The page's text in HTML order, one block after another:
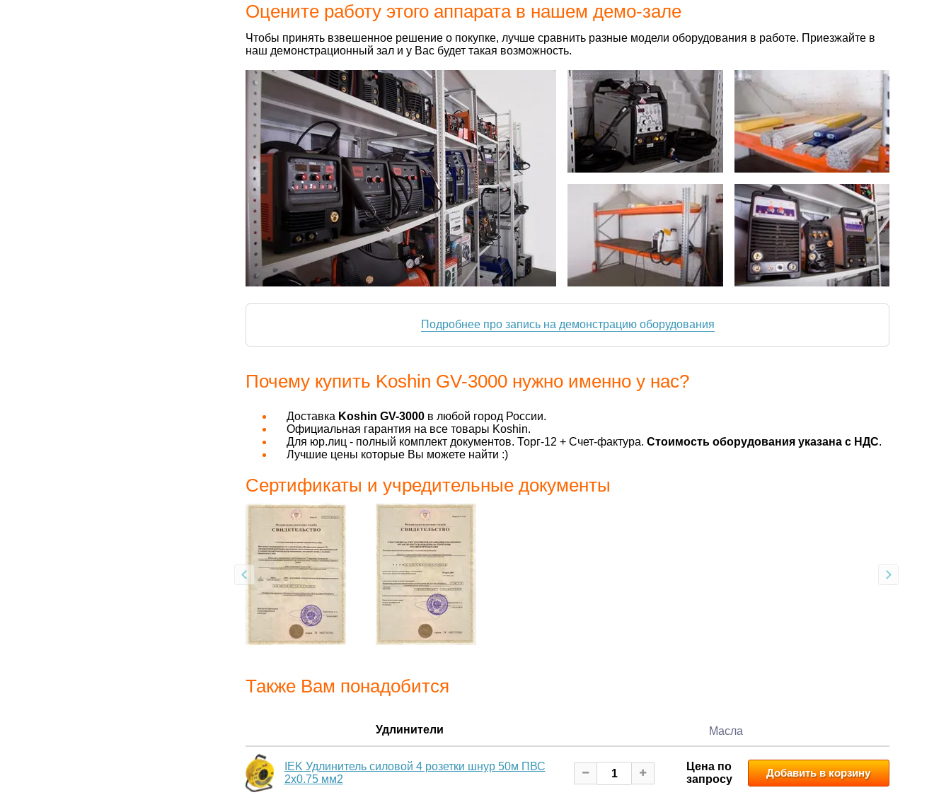
Оцените работу этого аппарата в нашем демо-зале
Чтобы принять взвешенное решение о покупке, лучше сравнить разные модели оборудования в работе. Приезжайте в
наш демонстрационный зал и у Вас будет такая возможность.
Подробнее про запись на демонстрацию оборудования
Почему купить Koshin GV-3000 нужно именно у нас?
Доставка Koshin GV-3000 в любой город России.
Официальная гарантия на все товары Koshin.
Для юр.лиц - полный комплект документов. Торг-12 + Счет-фактура. Стоимость оборудования указана с НДС.
Лучшие цены которые Вы можете найти :)
Сертификаты и учредительные документы
Также Вам понадобится
Удлинители Масла
IEK Удлинитель силовой 4 розетки шнур 50м ПВС
2х0.75 мм2
Цена по
запросу
Добавить в корзину